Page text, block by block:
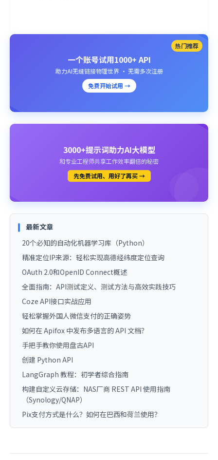
热门推荐
一个账号试用1000+ API
助力AI无缝链接物理世界 · 无需多次注册
免费开始试用 →
3000+提示词助力AI大模型
和专业工程师共享工作效率翻倍的秘密
先免费试用、用好了再买 →
最新文章
20个必知的自动化机器学习库（Python）
精准定位IP来源：轻松实现高德经纬度定位查询
OAuth 2.0和OpenID Connect概述
全面指南：API测试定义、测试方法与高效实践技巧
Coze API接口实战应用
轻松掌握外国人微信支付的正确姿势
如何在 Apifox 中发布多语言的 API 文档？
手把手教你使用盘古API
创建 Python API
LangGraph 教程：初学者综合指南
构建自定义云存储：NAS厂商 REST API 使用指南
（Synology/QNAP）
Pix支付方式是什么？如何在巴西和荷兰使用？